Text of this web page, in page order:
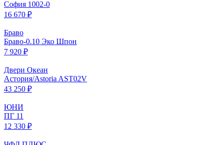
София 1002-0
16 670 ₽
Браво
Браво-0.10 Эко Шпон
7 920 ₽
Двери Океан
Астория/Astoria AST02V
43 250 ₽
ЮНИ
ПГ 11
12 330 ₽